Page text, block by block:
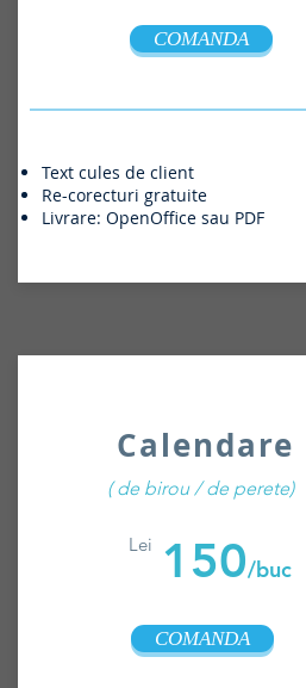
COMANDA
Text cules de client
Re-corecturi gratuite
Livrare: OpenOffice sau PDF
Calendare
( de birou / de perete)
150/buc
Lei
COMANDA